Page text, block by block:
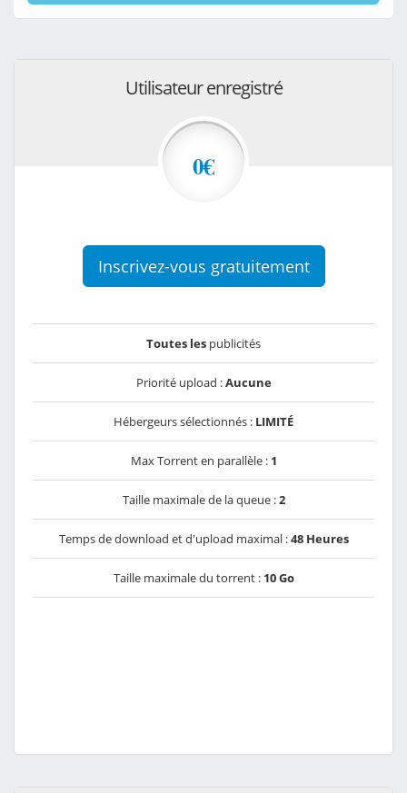
Utilisateur enregistré
0€
Inscrivez-vous gratuitement
Toutes les publicités
Priorité upload :Aucune
Hébergeurs sélectionnés : LIMITÉ
Max Torrent en parallèle : 1
Taille maximale de la queue :2
Temps de download et d'upload maximal :48 Heures
Taille maximale du torrent : 10 Go